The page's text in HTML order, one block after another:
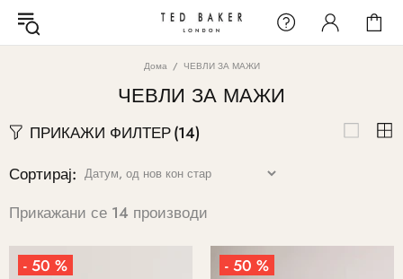
Дома ЧЕВЛИ ЗА МАЖИ
ЧЕВЛИ ЗА МАЖИ
ПРИКАЖИ ФИЛТЕР(14)
Сортирај:
Прикажани се 14 производи
- 50 % - 50 %